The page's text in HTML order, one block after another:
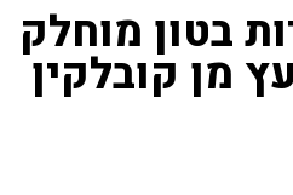
בטון מוחלק
מן קובלקין